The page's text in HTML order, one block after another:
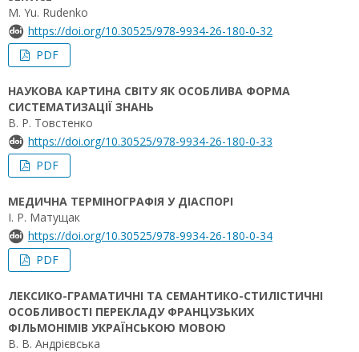
M. Yu. Rudenko
https://doi.org/10.30525/978-9934-26-180-0-32
PDF
НАУКОВА КАРТИНА СВІТУ ЯК ОСОБЛИВА ФОРМА
СИСТЕМАТИЗАЦІЇ ЗНАНЬ
В. Р. Товстенко
https://doi.org/10.30525/978-9934-26-180-0-33
PDF
МЕДИЧНА ТЕРМІНОГРАФІЯ У ДІАСПОРІ
І. Р. Матущак
https://doi.org/10.30525/978-9934-26-180-0-34
PDF
ЛЕКСИКО-ГРАМАТИЧНІ ТА СЕМАНТИКО-СТИЛІСТИЧНІ
ОСОБЛИВОСТІ ПЕРЕКЛАДУ ФРАНЦУЗЬКИХ
ФІЛЬМОНІМІВ УКРАЇНСЬКОЮ МОВОЮ
В. В. Андрієвська